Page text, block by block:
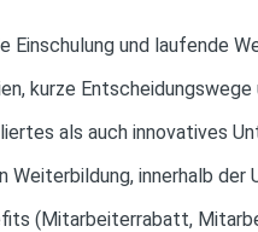
Einschulung und laufende
kurze
als auch innovatives
Weiterbildung, innerhalb
(Mitarbeiterrabatt,